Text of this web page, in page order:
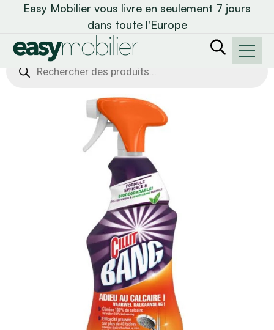
Easy Mobilier vous livre en seulement 7 jours
dans toute l'Europe
Recherche
de